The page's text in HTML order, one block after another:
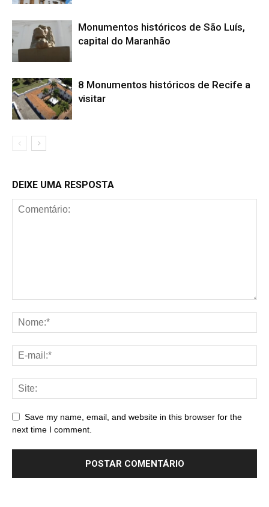
Monumentos históricos de São Luís,
capital do Maranhão
8 Monumentos históricos de Recife a
visitar
DEIXE UMA RESPOSTA
Save my name, email, and website in this browser for the
next time I comment.